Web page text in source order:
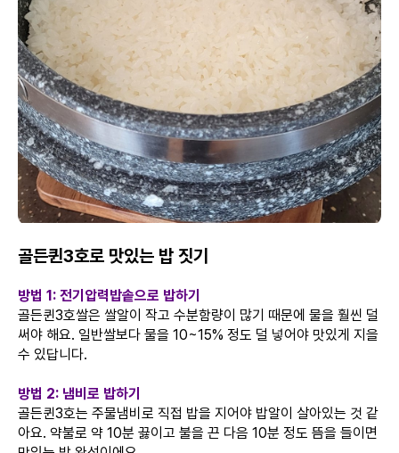
골든퀸3호로 맛있는 밥 짓기
방법 1: 전기압력밥솥으로 밥하기
골든퀸3호쌀은 쌀알이 작고 수분함량이 많기 때문에 물을 훨씬 덜
써야 해요. 일반쌀보다 물을 10~15% 정도 덜 넣어야 맛있게 지을
수 있답니다.
방법 2: 냄비로 밥하기
골든퀸3호는 주물냄비로 직접 밥을 지어야 밥알이 살아있는 것 같
아요. 약불로 약 10분 끓이고 불을 끈 다음 10분 정도 뜸을 들이면